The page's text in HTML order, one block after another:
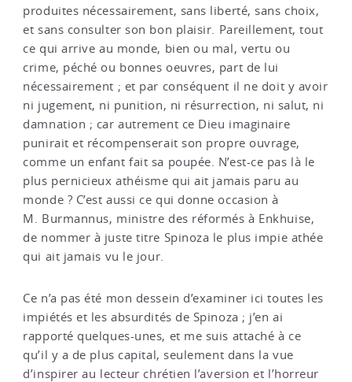
produites nécessairement, sans liberté, sans choix,
et sans consulter son bon plaisir. Pareillement, tout
ce qui arrive au monde, bien ou mal, vertu ou
crime, péché ou bonnes oeuvres, part de lui
nécessairement ; et par conséquent il ne doit y avoir
ni jugement, ni punition, ni résurrection, ni salut, ni
damnation ; car autrement ce Dieu imaginaire
punirait et récompenserait son propre ouvrage,
comme un enfant fait sa poupée. N’est-ce pas là le
plus pernicieux athéisme qui ait jamais paru au
monde ? C’est aussi ce qui donne occasion à
M. Burmannus, ministre des réformés à Enkhuise,
de nommer à juste titre Spinoza le plus impie athée
qui ait jamais vu le jour.
Ce n’a pas été mon dessein d’examiner ici toutes les
impiétés et les absurdités de Spinoza ; j’en ai
rapporté quelques-unes, et me suis attaché à ce
qu’il y a de plus capital, seulement dans la vue
d’inspirer au lecteur chrétien l’aversion et l’horreur